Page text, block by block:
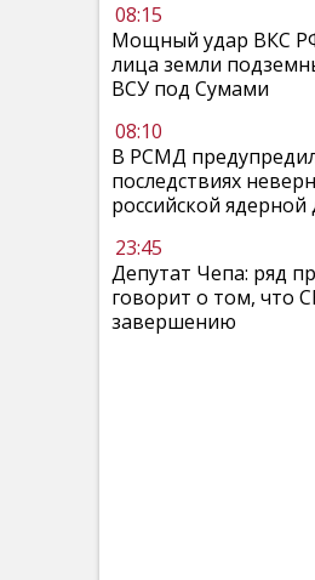
08:15
Мощный удар ВКС
лица земли
ВСУ под Сумами
08:10
В РСМД
последствиях
российской
23:45
Депутат Чепа: ряд
говорит о том, что
завершению